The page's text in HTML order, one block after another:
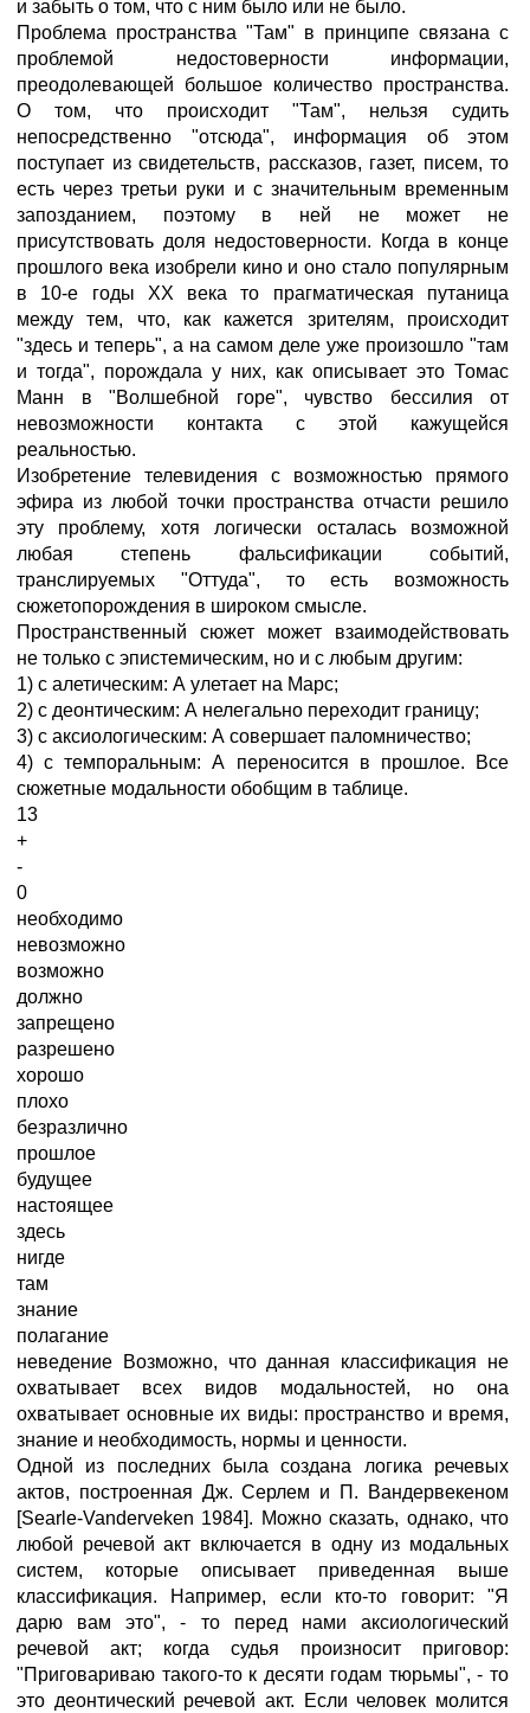
и забыть о том, что с ним было или не было.
Проблема пространства "Там" в принципе связана с
проблемой недостоверности информации,
преодолевающей большое количество пространства.
О том, что происходит "Там", нельзя судить
непосредственно "отсюда", информация об этом
поступает из свидетельств, рассказов, газет, писем, то
есть через третьи руки и с значительным временным
запозданием, поэтому в ней не может не
присутствовать доля недостоверности. Когда в конце
прошлого века изобрели кино и оно стало популярным
в 10-е годы XX века то прагматическая путаница
между тем, что, как кажется зрителям, происходит
"здесь и теперь", а на самом деле уже произошло "там
и тогда", порождала у них, как описывает это Томас
Манн в "Волшебной горе", чувство бессилия от
невозможности контакта с этой кажущейся
реальностью.
Изобретение телевидения с возможностью прямого
эфира из любой точки пространства отчасти решило
эту проблему, хотя логически осталась возможной
любая степень фальсификации событий,
транслируемых "Оттуда", то есть возможность
сюжетопорождения в широком смысле.
Пространственный сюжет может взаимодействовать
не только с эпистемическим, но и с любым другим:
1) с алетическим: А улетает на Марс;
2) с деонтическим: А нелегально переходит границу;
3) с аксиологическим: А совершает паломничество;
4) с темпоральным: А переносится в прошлое. Все
сюжетные модальности обобщим в таблице.
13
+
-
0
необходимо
невозможно
возможно
должно
запрещено
разрешено
хорошо
плохо
безразлично
прошлое
будущее
настоящее
здесь
нигде
там
знание
полагание
неведение Возможно, что данная классификация не
охватывает всех видов модальностей, но она
охватывает основные их виды: пространство и время,
знание и необходимость, нормы и ценности.
Одной из последних была создана логика речевых
актов, построенная Дж. Серлем и П. Вандервекеном
[Searle-Vanderveken 1984]. Можно сказать, однако, что
любой речевой акт включается в одну из модальных
систем, которые описывает приведенная выше
классификация. Например, если кто-то говорит: "Я
дарю вам это", - то перед нами аксиологический
речевой акт; когда судья произносит приговор:
"Приговариваю такого-то к десяти годам тюрьмы", - то
это деонтический речевой акт. Если человек молится